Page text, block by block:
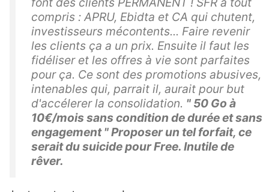
compris : APRU, Ebidta et CA qui chutent,
investisseurs mécontents... Faire revenir
les clients ça a un prix. Ensuite il faut les
fidéliser et les offres à vie sont parfaites
pour ça. Ce sont des promotions abusives,
intenables qui, parrait il, aurait pour but
d'accélerer la consolidation. " 50 Go à
10€/mois sans condition de durée et sans
engagement " Proposer un tel forfait, ce
serait du suicide pour Free. Inutile de
rêver.